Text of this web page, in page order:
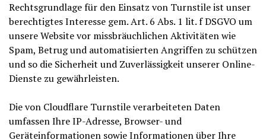
Rechtsgrundlage für den Einsatz von Turnstile ist unser
berechtigtes Interesse gem. Art. 6 Abs. 1 lit. f DSGVO um
unsere Website vor missbräuchlichen Aktivitäten wie
Spam, Betrug und automatisierten Angriffen zu schützen
und so die Sicherheit und Zuverlässigkeit unserer Online-
Dienste zu gewährleisten.
Die von Cloudflare Turnstile verarbeiteten Daten
umfassen Ihre IP-Adresse, Browser- und
Geräteinformationen sowie Informationen über Ihre